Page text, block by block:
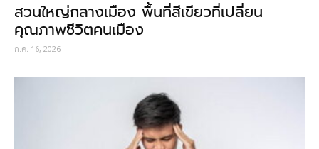
สวนใหญ่กลางเมือง พื้นที่สีเขียวที่เปลี่ยน
คุณภาพชีวิตคนเมือง
ก.ค. 16, 2026